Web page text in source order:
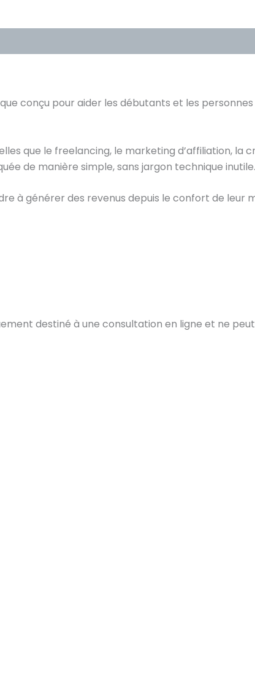
conçu pour aider les débutants et les
que le freelancing, le marketing d’affiliation, la
de manière simple, sans jargon technique inutile.
à générer des revenus depuis le confort de leur
destiné à une consultation en ligne et ne